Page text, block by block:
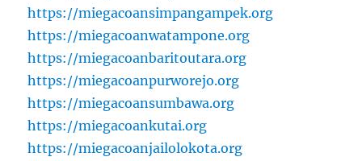
https://miegacoansimpangampek.org
https://miegacoanwatampone.org
https://miegacoanbaritoutara.org
https://miegacoanpurworejo.org
https://miegacoansumbawa.org
https://miegacoankutai.org
https://miegacoanjailolokota.org